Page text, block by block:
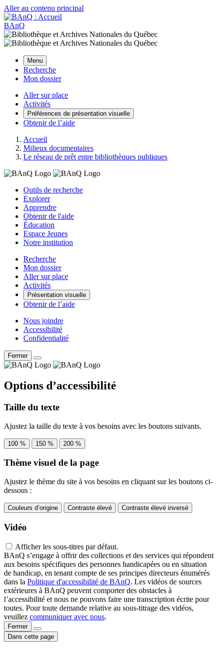
Aller au contenu principal
BAnQ
Menu
Recherche
Mon dossier
Aller sur place
Activités
Préférences de présentation visuelle
Obtenir de l’aide
Accueil
Milieux documentaires
Le réseau de prêt entre bibliothèques publiques
Outils de recherche
Explorer
Apprendre
Obtenir de l'aide
Éducation
Espace Jeunes
Notre institution
Recherche
Mon dossier
Aller sur place
Activités
Présentation visuelle
Obtenir de l’aide
Nous joindre
Accessibilité
Confidentialité
Fermer
Options d’accessibilité
Taille du texte
Ajustez la taille du texte à vos besoins avec les boutons suivants.
100 % 150 % 200 %
Thème visuel de la page
Ajustez le thème du site à vos besoins en cliquant sur les boutons ci-
dessous :
Couleurs d’origine Contraste élevé Contraste élevé inversé
Vidéo
Afficher les sous-titres par défaut.
BAnQ s’engage à offrir des collections et des services qui répondent
aux besoins spécifiques des personnes handicapées ou en situation
de handicap, en tenant compte de ses principes directeurs énumérés
dans la Politique d'accessibilité de BAnQ. Les vidéos de sources
extérieures à BAnQ peuvent comporter des obstacles à
l’accessibilité et nous ne pouvons faire une transcription écrite pour
toutes. Pour toute demande relative au sous-titrage des vidéos,
veuillez communiquer avec nous.
Fermer
Dans cette page